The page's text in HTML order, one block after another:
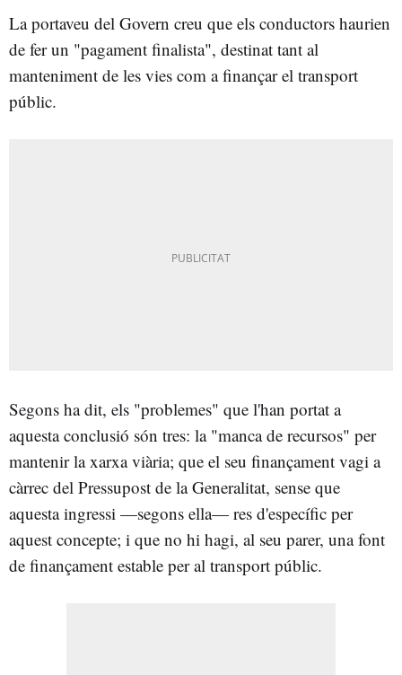
La portaveu del Govern creu que els conductors haurien
de fer un "pagament finalista", destinat tant al
manteniment de les vies com a finançar el transport
públic.
Segons ha dit, els "problemes" que l'han portat a
aquesta conclusió són tres: la "manca de recursos" per
mantenir la xarxa viària; que el seu finançament vagi a
càrrec del Pressupost de la Generalitat, sense que
aquesta ingressi —segons ella— res d'específic per
aquest concepte; i que no hi hagi, al seu parer, una font
de finançament estable per al transport públic.